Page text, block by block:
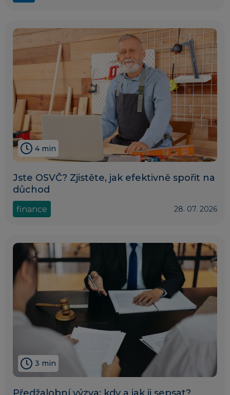
4 min
Jste OSVČ? Zjistěte, jak efektivně spořit na
důchod
finance 28. 07. 2026
3 min
Předžalobní výzva: kdy a jak ji sepsat?